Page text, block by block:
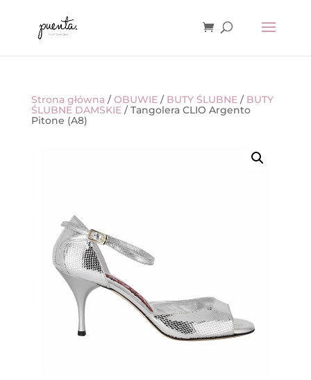
Strona główna /OBUWIE/ BUTY ŚLUBNE/ BUTY
ŚLUBNE DAMSKIE/ Tangolera CLIO Argento
Pitone (A8)